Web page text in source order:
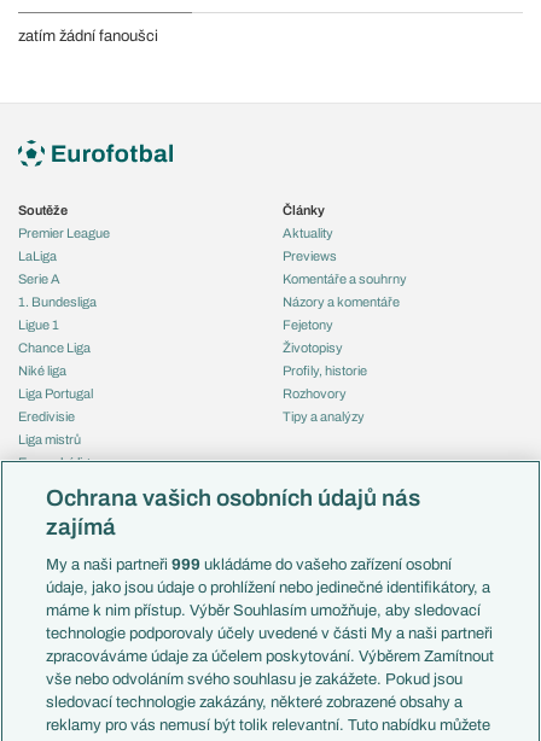
zatím žádní fanoušci
Soutěže
Premier League
LaLiga
Serie A
1. Bundesliga
Ligue 1
Chance Liga
Niké liga
Liga Portugal
Eredivisie
Liga mistrů
Evropská liga
Mistrovství světa
Liga národů
Témata
Představení týmů MS
EuroSkauting
PL v kostce
Evropské koeficienty
Přestupy
Přestupové spekulace
Články
Aktuality
Previews
Komentáře a souhrny
Názory a komentáře
Fejetony
Životopisy
Profily, historie
Rozhovory
Tipy a analýzy
Česko
Francie
Itálie
Německo
Španělsko
Argentina
Brazílie
Přestupy
Ochrana vašich osobních údajů nás
zajímá
My a naši partneři999 ukládáme do vašeho zařízení osobní
údaje, jako jsou údaje o prohlížení nebo jedinečné identifikátory, a
máme k nim přístup. Výběr Souhlasím umožňuje, aby sledovací
technologie podporovaly účely uvedené v části My a naši partneři
zpracováváme údaje za účelem poskytování. Výběrem Zamítnout
vše nebo odvoláním svého souhlasu je zakážete. Pokud jsou
sledovací technologie zakázány, některé zobrazené obsahy a
reklamy pro vás nemusí být tolik relevantní. Tuto nabídku můžete